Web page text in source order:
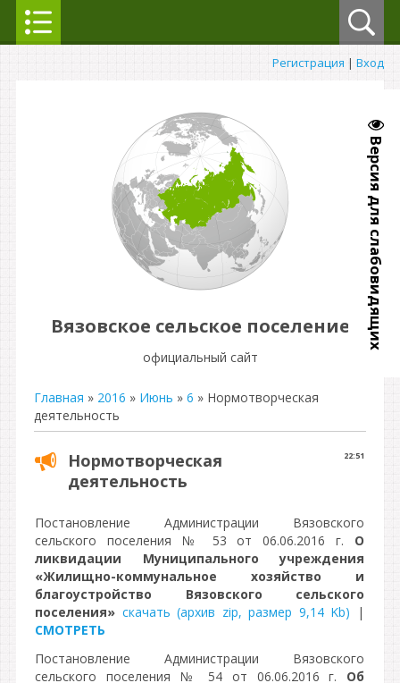
Версия для слабовидящих
Регистрация | Вход
Вязовское сельское поселение
официальный сайт
Главная » 2016 » Июнь » 6 » Нормотворческая
деятельность
22:51
Нормотворческая
деятельность
Постановление Администрации Вязовского
сельского поселения № 53 от 06.06.2016 г. О
ликвидации Муниципального учреждения
«Жилищно-коммунальное хозяйство и
благоустройство Вязовского сельского
поселения» скачать (архив zip, размер 9,14 Kb) |
СМОТРЕТЬ
Постановление Администрации Вязовского
сельского поселения № 54 от 06.06.2016 г. Об